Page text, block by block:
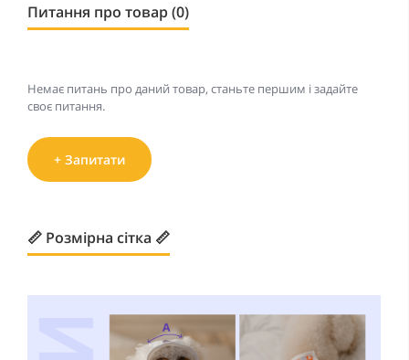
Питання про товар (0)
Немає питань про даний товар, станьте першим і задайте
своє питання.
+ Запитати
📏 Розмірна сітка 📏